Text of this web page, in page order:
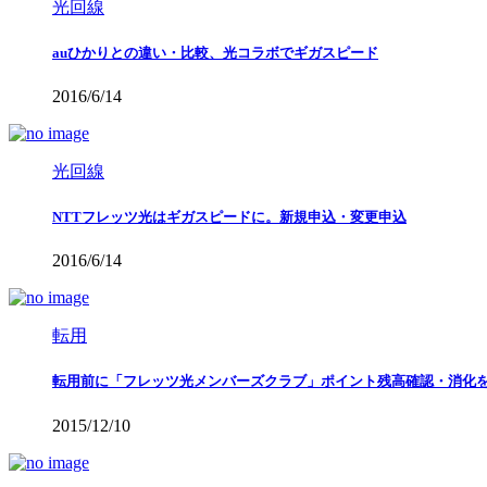
光回線
auひかりとの違い・比較、光コラボでギガスピード
2016/6/14
光回線
NTTフレッツ光はギガスピードに。新規申込・変更申込
2016/6/14
転用
転用前に「フレッツ光メンバーズクラブ」ポイント残高確認・消化
2015/12/10